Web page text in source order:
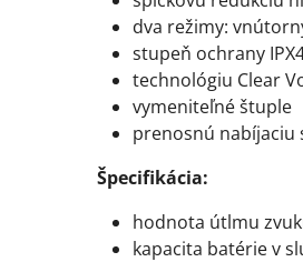
dva režimy:
stupeň ochrany
technológiu Clear
vymeniteľné štuple
prenosnú nabíjaciu
Špecifikácia:
hodnota útlmu
kapacita batérie v